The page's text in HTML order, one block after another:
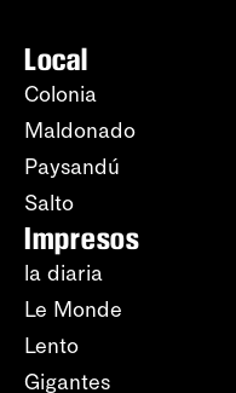
Local
Colonia
Maldonado
Paysandú
Salto
Impresos
la diaria
Le Monde
Lento
Gigantes